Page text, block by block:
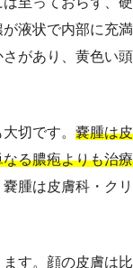
液状で内部に充満
があり、黄色い頭
切です。 嚢腫は皮
る膿疱よりも治療
嚢腫は皮膚科・クリ
す。顔の皮膚は比